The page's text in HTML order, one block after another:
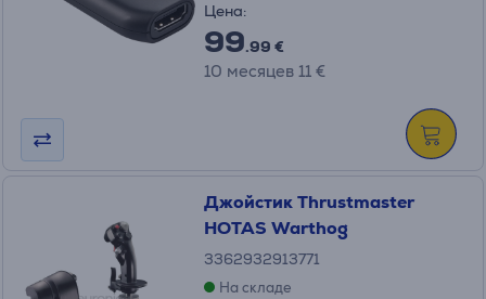
Цена:
99.99 €
10 месяцев 11 €
Джойстик Thrustmaster
HOTAS Warthog
3362932913771
На складе